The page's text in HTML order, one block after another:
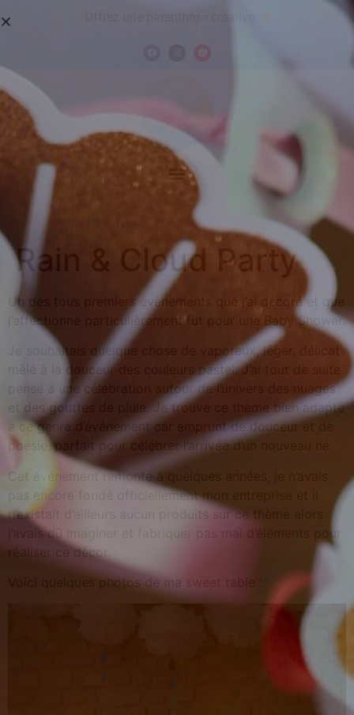
Rain & Cloud Party
Un des tous premiers évènements que j’ai décoré et que
j’affectionne particulièrement fut pour une Baby Shower.
Je souhaitais quelque chose de vaporeux, léger, délicat
mêlé à la douceur des couleurs pastel. J’ai tout de suite
pensé à une célébration autour de l’univers des nuages
et des gouttes de pluie. Je trouve ce thème bien adapté
à ce genre d’événement car emprunt de douceur et de
poésie, parfait pour célébrer l’arrivée d’un nouveau né.
Cet événement remonte à quelques années, je n’avais
pas encore fondé officiellement mon entreprise et il
n’existait d’ailleurs aucun produits sur ce thème alors
j’avais dû imaginer et fabriquer pas mal d’éléments pour
réaliser ce décor.
Voici quelques photos de ma sweet table :